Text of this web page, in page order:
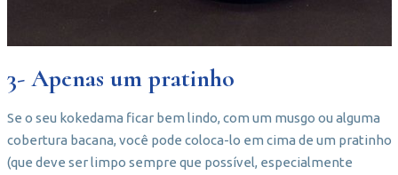
3- Apenas um pratinho
Se o seu kokedama ficar bem lindo, com um musgo ou alguma
cobertura bacana, você pode coloca-lo em cima de um pratinho
(que deve ser limpo sempre que possível, especialmente